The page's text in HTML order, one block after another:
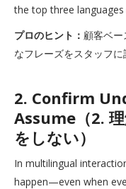
the top three
プロのヒント： 顧客ベ
なフレーズをスタッフに
2. Confirm
Assume（2.
をしない）
In multilingual
happen—even when